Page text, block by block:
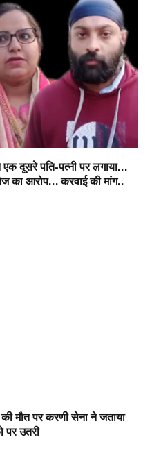
दूसरे पति-पत्नी पर लगाया…
का आरोप… करवाई की मांग..
मौत पर करणी सेना ने जताया
उतरी